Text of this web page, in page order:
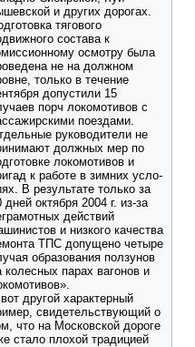
и других дорогах.
тягового
состава к
осмотру была
не на должном
только в течение
допустили 15
порч локомоти­вов с
поездами.
руководители не
должных мер по
локомотивов и
к работе в зимних усло­
В результате только за
дней октября 2004 г. из-за
действий
и низкого качества
ТПС допущено четыре
образования ползунов
колесных парах вагонов и
другой характерный
свидетельствующий о
что на Московской дороге
стало плохой тради­цией